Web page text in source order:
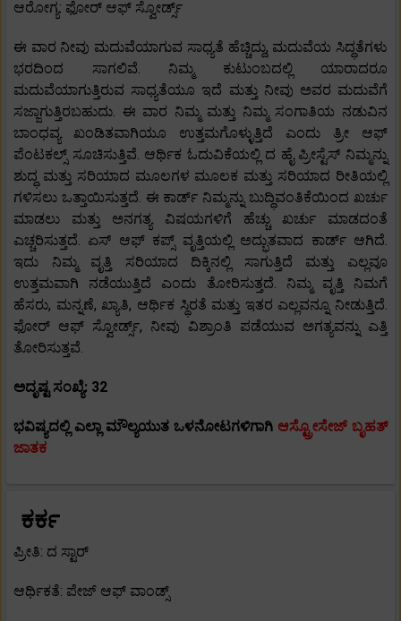
ಆರೋಗ್ಯ: ಫೋರ್ ಆಫ್ ಸ್ವೋರ್ಡ್ಸ್
ಈ ವಾರ ನೀವು ಮದುವೆಯಾಗುವ ಸಾಧ್ಯತೆ ಹೆಚ್ಚಿದ್ದು, ಮದುವೆಯ ಸಿದ್ಧತೆಗಳು
ಭರದಿಂದ ಸಾಗಲಿವೆ. ನಿಮ್ಮ ಕುಟುಂಬದಲ್ಲಿ ಯಾರಾದರೂ
ಮದುವೆಯಾಗುತ್ತಿರುವ ಸಾಧ್ಯತೆಯೂ ಇದೆ ಮತ್ತು ನೀವು ಅವರ ಮದುವೆಗೆ
ಸಜ್ಜಾಗುತ್ತಿರಬಹುದು. ಈ ವಾರ ನಿಮ್ಮ ಮತ್ತು ನಿಮ್ಮ ಸಂಗಾತಿಯ ನಡುವಿನ
ಬಾಂಧವ್ಯ ಖಂಡಿತವಾಗಿಯೂ ಉತ್ತಮಗೊಳ್ಳುತ್ತಿದೆ ಎಂದು ತ್ರೀ ಆಫ್
ಪೆಂಟಕಲ್ಸ್ ಸೂಚಿಸುತ್ತಿವೆ. ಆರ್ಥಿಕ ಓದುವಿಕೆಯಲ್ಲಿ ದ ಹೈ ಪ್ರೀಸ್ಟೆಸ್ ನಿಮ್ಮನ್ನು
ಶುದ್ಧ ಮತ್ತು ಸರಿಯಾದ ಮೂಲಗಳ ಮೂಲಕ ಮತ್ತು ಸರಿಯಾದ ರೀತಿಯಲ್ಲಿ
ಗಳಿಸಲು ಒತ್ತಾಯಿಸುತ್ತದೆ. ಈ ಕಾರ್ಡ್ ನಿಮ್ಮನ್ನು ಬುದ್ಧಿವಂತಿಕೆಯಿಂದ ಖರ್ಚು
ಮಾಡಲು ಮತ್ತು ಅನಗತ್ಯ ವಿಷಯಗಳಿಗೆ ಹೆಚ್ಚು ಖರ್ಚು ಮಾಡದಂತೆ
ಎಚ್ಚರಿಸುತ್ತದೆ. ಏಸ್ ಆಫ್ ಕಪ್ಸ್ ವೃತ್ತಿಯಲ್ಲಿ ಅದ್ಭುತವಾದ ಕಾರ್ಡ್ ಆಗಿದೆ.
ಇದು ನಿಮ್ಮ ವೃತ್ತಿ ಸರಿಯಾದ ದಿಕ್ಕಿನಲ್ಲಿ ಸಾಗುತ್ತಿದೆ ಮತ್ತು ಎಲ್ಲವೂ
ಉತ್ತಮವಾಗಿ ನಡೆಯುತ್ತಿದೆ ಎಂದು ತೋರಿಸುತ್ತದೆ. ನಿಮ್ಮ ವೃತ್ತಿ ನಿಮಗೆ
ಹೆಸರು, ಮನ್ನಣೆ, ಖ್ಯಾತಿ, ಆರ್ಥಿಕ ಸ್ಥಿರತೆ ಮತ್ತು ಇತರ ಎಲ್ಲವನ್ನೂ ನೀಡುತ್ತಿದೆ.
ಫೋರ್ ಆಫ್ ಸ್ವೋರ್ಡ್ಸ್, ನೀವು ವಿಶ್ರಾಂತಿ ಪಡೆಯುವ ಅಗತ್ಯವನ್ನು ಎತ್ತಿ
ತೋರಿಸುತ್ತವೆ.
ಅದೃಷ್ಟ ಸಂಖ್ಯೆ: 32
ಭವಿಷ್ಯದಲ್ಲಿ ಎಲ್ಲಾ ಮೌಲ್ಯಯುತ ಒಳನೋಟಗಳಿಗಾಗಿ ಆಸ್ಟ್ರೋಸೇಜ್ ಬೃಹತ್
ಜಾತಕ
ಕರ್ಕ
ಪ್ರೀತಿ: ದ ಸ್ಟಾರ್
ಆರ್ಥಿಕತೆ: ಪೇಜ್ ಆಫ್ ವಾಂಡ್ಸ್